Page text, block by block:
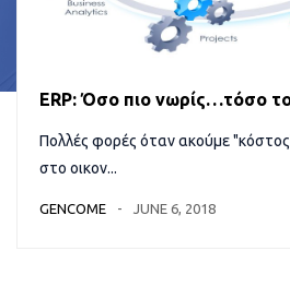
ERP: Όσο πιο νωρίς…τόσο
Πολλές φορές όταν ακούμε
στο οικον...
GENCOME JUNE 6, 2018